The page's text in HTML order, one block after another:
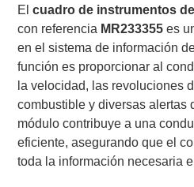
Elcuadro de instrumentos
con referencia MR233355 es
en el sistema de información
función es proporcionar al
la velocidad, las revoluciones
combustible y diversas alertas
módulo contribuye a una
eficiente, asegurando que el
toda la información necesaria